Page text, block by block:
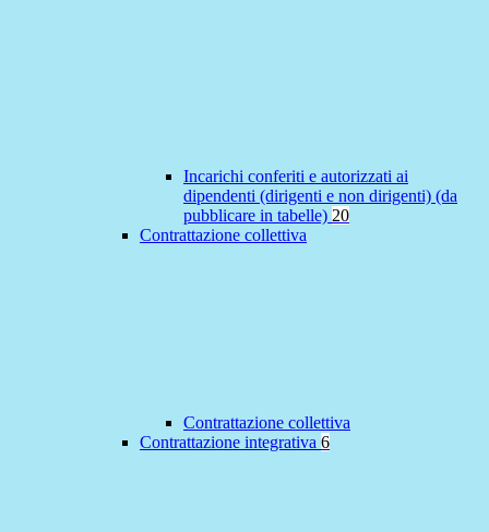
Incarichi conferiti e autorizzati ai
dipendenti (dirigenti e non dirigenti) (da
pubblicare in tabelle) 20
Contrattazione collettiva
Contrattazione collettiva
Contrattazione integrativa 6